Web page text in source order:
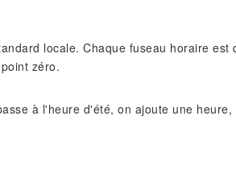
locale. Chaque fuseau horaire est
zéro.
à l'heure d'été, on ajoute une heure,